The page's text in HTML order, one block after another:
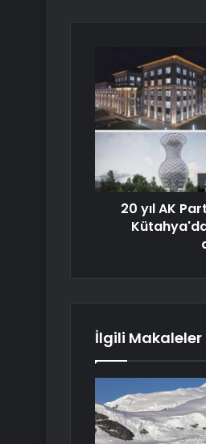
20 yıl AK
İlgili Makaleler